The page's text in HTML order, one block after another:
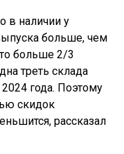
в наличии у
больше, чем
больше 2/3
треть склада
года. Поэтому
скидок
рассказал